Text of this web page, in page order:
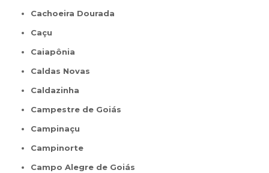
Cachoeira Dourada
Caçu
Caiapônia
Caldas Novas
Caldazinha
Campestre de Goiás
Campinaçu
Campinorte
Campo Alegre de Goiás